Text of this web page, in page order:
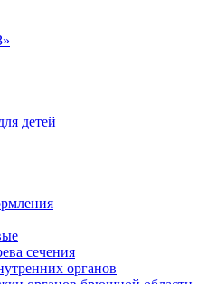
детей
сечения
органов